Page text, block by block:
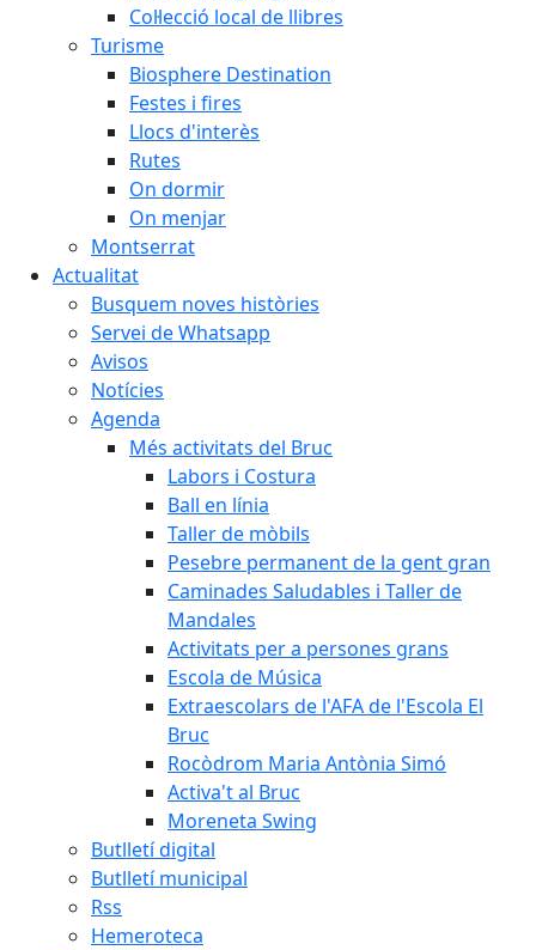
Col·lecció local de llibres
Turisme
Biosphere Destination
Festes i fires
Llocs d'interès
Rutes
On dormir
On menjar
Montserrat
Actualitat
Busquem noves històries
Servei de Whatsapp
Avisos
Notícies
Agenda
Més activitats del Bruc
Labors i Costura
Ball en línia
Taller de mòbils
Pesebre permanent de la gent gran
Caminades Saludables i Taller de
Mandales
Activitats per a persones grans
Escola de Música
Extraescolars de l'AFA de l'Escola El
Bruc
Rocòdrom Maria Antònia Simó
Activa't al Bruc
Moreneta Swing
Butlletí digital
Butlletí municipal
Rss
Hemeroteca